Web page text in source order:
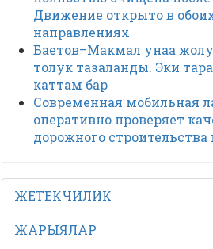
Движение открыто в
направлениях
Баетов–Макмал унаа
толук тазаланды. Эки
каттам бар
Современная мобильная
оперативно проверяет
дорожного строительства
ЖЕТЕКЧИЛИК
ЖАРЫЯЛАР